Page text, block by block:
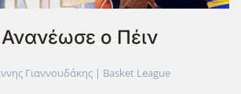
Ανανέωσε ο Πέιν
Γιαννουδάκης | Basket League